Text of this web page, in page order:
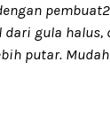
gula
putar.